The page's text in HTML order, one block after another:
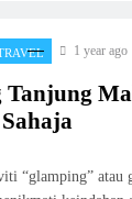
1 year ago
Tanjung
“glamping” atau